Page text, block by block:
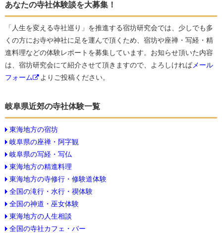
あなたの寺社体験談を大募集！
「人生を変える寺社巡り」を推進する宿坊研究会では、少しでも多
くの方にお寺や神社に足を運んで頂くため、宿坊や座禅・写経・精
進料理などの体験レポートを募集しています。お知らせ頂いた内容
は、宿坊研究会にて紹介させて頂きますので、よろしければメール
フォーム
よりご投稿ください。
岐阜県近郊の寺社体験一覧
東海地方の宿坊
岐阜県の座禅・阿字観
岐阜県の写経・写仏
東海地方の精進料理
東海地方の寺修行・修験道体験
全国の滝行・水行・禊体験
全国の神道・巫女体験
東海地方の人生相談
全国の寺社カフェ・バー